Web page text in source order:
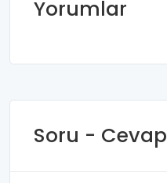
Yorumlar
Soru - Cevap